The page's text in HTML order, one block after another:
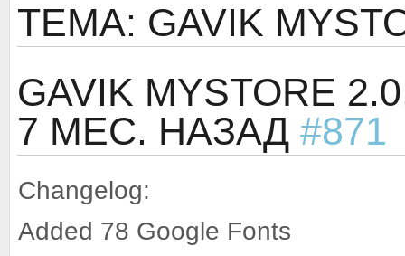
ТЕМА: GAVIK
GAVIK MYSTORE
7 МЕС. НАЗАД #871
Changelog:
Added 78 Google Fonts